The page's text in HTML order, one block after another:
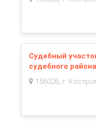
Судебный
судебного
156026, г.